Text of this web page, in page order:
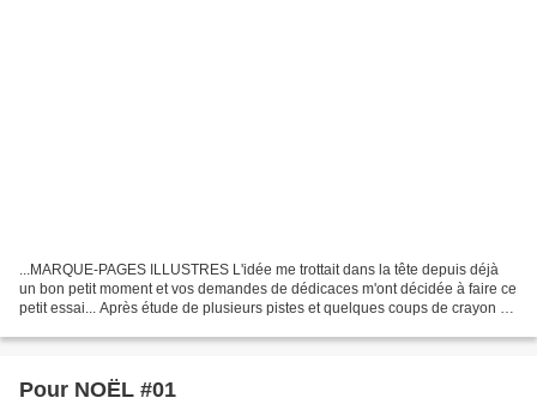
...MARQUE-PAGES ILLUSTRES L'idée me trottait dans la tête depuis déjà
un bon petit moment et vos demandes de dédicaces m'ont décidée à faire ce
petit essai... Après étude de plusieurs pistes et quelques coups de crayon et
Pour NOËL #01